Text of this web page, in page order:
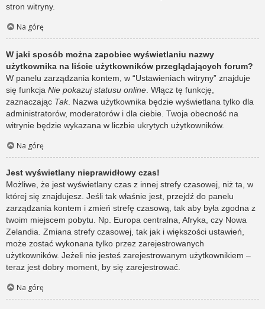
stron witryny.
Na górę
W jaki sposób można zapobiec wyświetlaniu nazwy
użytkownika na liście użytkowników przeglądających forum?
W panelu zarządzania kontem, w “Ustawieniach witryny” znajduje
się funkcja Nie pokazuj statusu online . Włącz tę funkcję,
zaznaczając Tak. Nazwa użytkownika będzie wyświetlana tylko dla
administratorów, moderatorów i dla ciebie. Twoja obecność na
witrynie będzie wykazana w liczbie ukrytych użytkowników.
Na górę
Jest wyświetlany nieprawidłowy czas!
Możliwe, że jest wyświetlany czas z innej strefy czasowej, niż ta, w
której się znajdujesz. Jeśli tak właśnie jest, przejdź do panelu
zarządzania kontem i zmień strefę czasową, tak aby była zgodna z
twoim miejscem pobytu. Np. Europa centralna, Afryka, czy Nowa
Zelandia. Zmiana strefy czasowej, tak jak i większości ustawień,
może zostać wykonana tylko przez zarejestrowanych
użytkowników. Jeżeli nie jesteś zarejestrowanym użytkownikiem –
teraz jest dobry moment, by się zarejestrować.
Na górę